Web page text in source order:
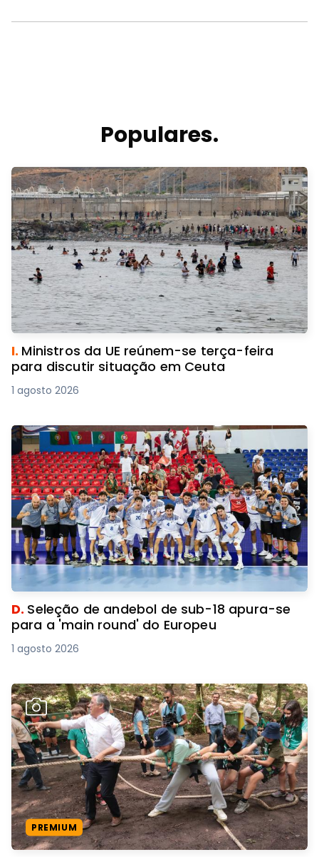
Populares.
I. Ministros da UE reúnem-se terça-feira
para discutir situação em Ceuta
1 agosto 2026
D. Seleção de andebol de sub-18 apura-se
para a 'main round' do Europeu
1 agosto 2026
PREMIUM